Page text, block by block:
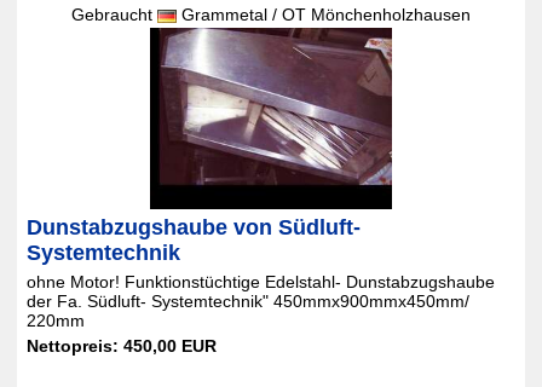
Gebraucht Grammetal / OT Mönchenholzhausen
Dunstabzugshaube von Südluft-
Systemtechnik
ohne Motor! Funktionstüchtige Edelstahl- Dunstabzugshaube
der Fa. Südluft- Systemtechnik" 450mmx900mmx450mm/
220mm
Nettopreis: 450,00 EUR